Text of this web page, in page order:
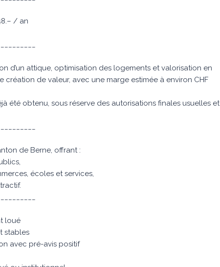
/ an
d’un attique, optimisation des logements et valorisation en
création de valeur, avec une marge estimée à environ CHF
été obtenu, sous réserve des autorisations finales usuelles et
de Berne, offrant :
écoles et services,
loué
stables
avec pré-avis positif